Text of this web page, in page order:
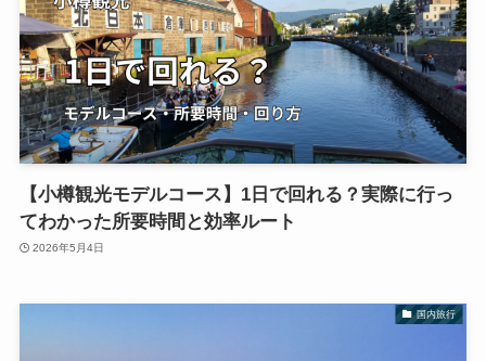
【小樽観光モデルコース】1日で回れる？実際に行っ
てわかった所要時間と効率ルート
2026年5月4日
国内旅行